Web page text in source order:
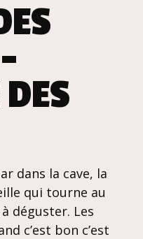
dans la cave, la
qui tourne au
déguster. Les
c’est bon c’est